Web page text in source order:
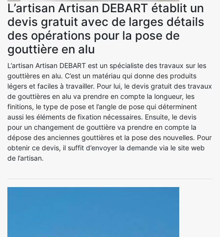
L’artisan Artisan DEBART établit un
devis gratuit avec de larges détails
des opérations pour la pose de
gouttière en alu
L’artisan Artisan DEBART est un spécialiste des travaux sur les
gouttières en alu. C’est un matériau qui donne des produits
légers et faciles à travailler. Pour lui, le devis gratuit des travaux
de gouttières en alu va prendre en compte la longueur, les
finitions, le type de pose et l’angle de pose qui déterminent
aussi les éléments de fixation nécessaires. Ensuite, le devis
pour un changement de gouttière va prendre en compte la
dépose des anciennes gouttières et la pose des nouvelles. Pour
obtenir ce devis, il suffit d’envoyer la demande via le site web
de l’artisan.